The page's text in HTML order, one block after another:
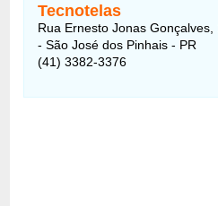
Tecnotelas
Rua Ernesto Jonas
- São José dos Pinhais - PR
(41) 3382-3376